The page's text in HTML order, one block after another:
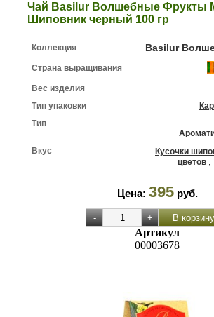
Чай Basilur Волшебные Фрукты
Шиповник черный 100 гр
Коллекция Basilur
Страна выращивания
Вес изделия
Тип упаковки
Тип
Вкус
Кусочки
цветов ,
Цена: 395 руб.
Артикул
00003678